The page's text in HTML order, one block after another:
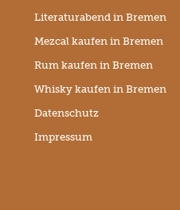
Literaturabend in Bremen
Mezcal kaufen in Bremen
Rum kaufen in Bremen
Whisky kaufen in Bremen
Datenschutz
Impressum